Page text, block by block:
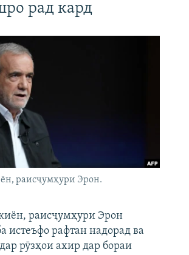
рад кард
раисҷумҳури Эрон.
раисҷумҳури Эрон
истеъфо рафтан надорад ва
рӯзҳои ахир дар бораи